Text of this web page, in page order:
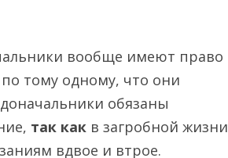
вообще имеют право
тому одному, что они
обязаны
так как в загробной жизни
вдвое и втрое.